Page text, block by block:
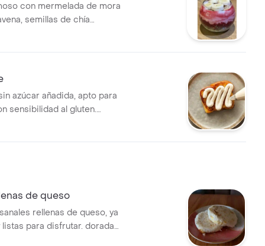
con mermelada de mora
semillas de chía
vegano y banano.
azúcar añadida, apto para
sensibilidad al gluten.
crema decorativa.
de queso
rellenas de queso, ya
para disfrutar. doradas
por dentro y con queso